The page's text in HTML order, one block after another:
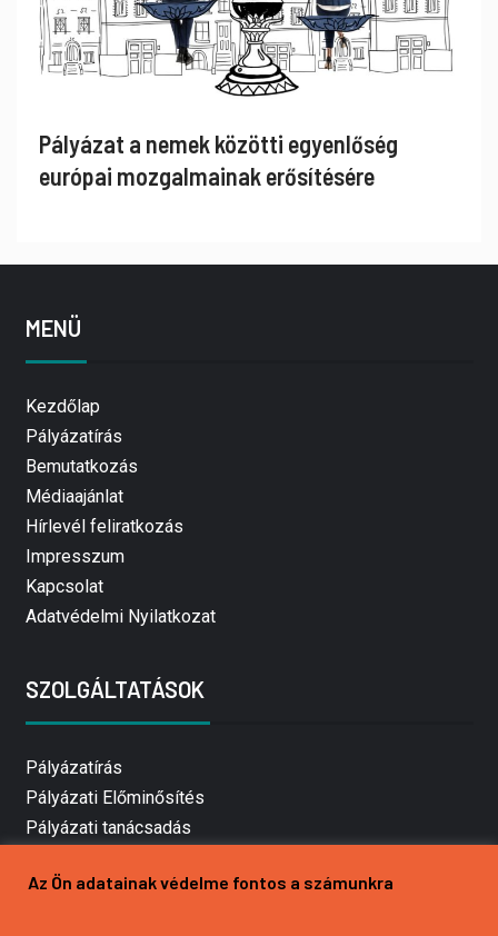
Pályázat a nemek közötti egyenlőség
európai mozgalmainak erősítésére
MENÜ
Kezdőlap
Pályázatírás
Bemutatkozás
Médiaajánlat
Hírlevél feliratkozás
Impresszum
Kapcsolat
Adatvédelmi Nyilatkozat
SZOLGÁLTATÁSOK
Pályázatírás
Pályázati Előminősítés
Pályázati tanácsadás
Mezőgazdasági pályázatírás
Az Ön adatainak védelme fontos a számunkra